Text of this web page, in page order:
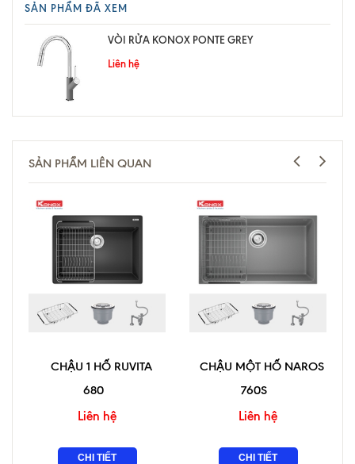
SẢN PHẨM ĐÃ XEM
VÒI RỬA KONOX PONTE GREY
Liên hệ
SẢN PHẨM LIÊN QUAN
CHẬU 1 HỐ RUVITA
680
Liên hệ
CHI TIẾT
CHẬU MỘT HỐ NAROS
760S
Liên hệ
CHI TIẾT